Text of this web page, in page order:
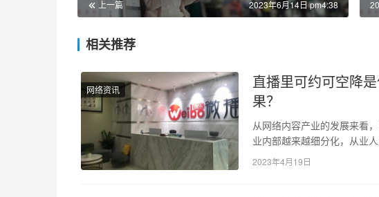
上一篇 2023年6月14日 pm4:38
相关推荐
网络资讯
直播里可约可空降
果？
从网络内容产业的发展来看
业内部越来越细分化，从业
越好越来越高，微信视频号这
2023年4月19日